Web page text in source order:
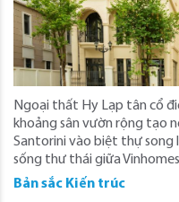
Ngoại thất Hy Lạp tân cổ
khoảng sân vườn rộng tạo
Santorini vào biệt thự song
sống thư thái giữa
Bản sắc Kiến trúc